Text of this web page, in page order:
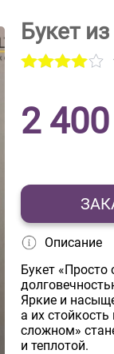
Букет
2 400
Описание
Букет «Просто
Яркие и
а их
сложном»
и теплотой.